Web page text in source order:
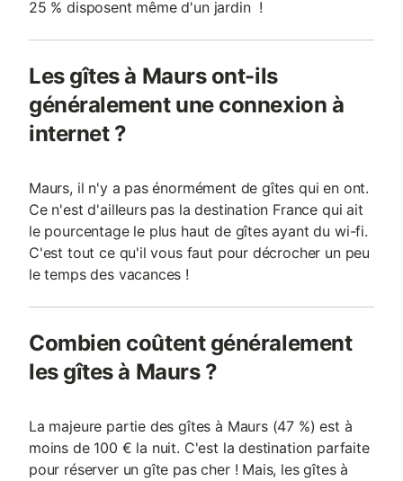
25 % disposent même d'un jardin !
Les gîtes à Maurs ont-ils
généralement une connexion à
internet ?
Maurs, il n'y a pas énormément de gîtes qui en ont.
Ce n'est d'ailleurs pas la destination France qui ait
le pourcentage le plus haut de gîtes ayant du wi-fi.
C'est tout ce qu'il vous faut pour décrocher un peu
le temps des vacances !
Combien coûtent généralement
les gîtes à Maurs ?
La majeure partie des gîtes à Maurs (47 %) est à
moins de 100 € la nuit. C'est la destination parfaite
pour réserver un gîte pas cher ! Mais, les gîtes à